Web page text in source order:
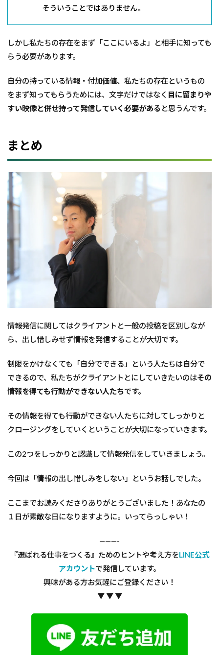
そういうことではありません。
しかし私たちの存在をまず「ここにいるよ」と相手に知っても
らう必要があります。
自分の持っている情報・付加価値、私たちの存在というもの
をまず知ってもらうためには、文字だけではなく 目に留まりや
すい映像と併せ持って発信していく必要がある と思うんです。
まとめ
情報発信に関してはクライアントと一般の投稿を区別しなが
ら、出し惜しみせず情報を発信することが大切です。
制限をかけなくても「自分でできる」という人たちは自分で
できるので、私たちがクライアントとにしていきたいのはその
情報を得ても行動ができない人たちです。
その情報を得ても行動ができない人たちに対してしっかりと
クロージングをしていくということが大切になっていきます。
この2つをしっかりと認識して情報発信をしていきましょう。
今回は「情報の出し惜しみをしない」というお話しでした。
ここまでお読みくださりありがとうございました！あなたの
１日が素敵な日になりますように。いってらっしゃい！
———-
『選ばれる仕事をつくる』ためのヒントや考え方をLINE公式
アカウントで発信しています。
興味がある方お気軽にご登録ください！
▼ ▼ ▼